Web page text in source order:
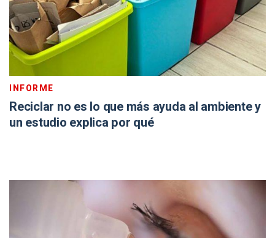
INFORME
Reciclar no es lo que más ayuda al ambiente y
un estudio explica por qué